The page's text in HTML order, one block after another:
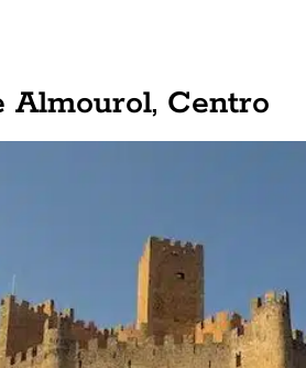
Almourol, Centro